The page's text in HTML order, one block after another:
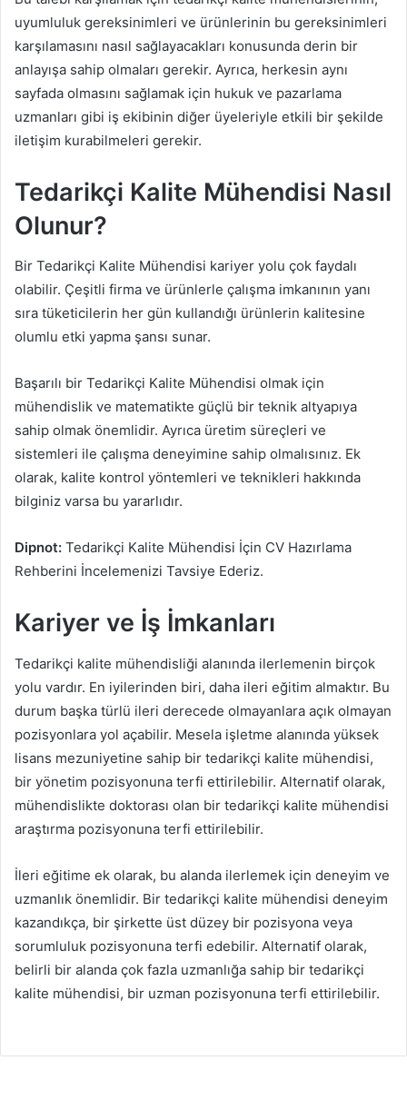
uyumluluk gereksinimleri ve ürünlerinin bu gereksinimleri
karşılamasını nasıl sağlayacakları konusunda derin bir
anlayışa sahip olmaları gerekir. Ayrıca, herkesin aynı
sayfada olmasını sağlamak için hukuk ve pazarlama
uzmanları gibi iş ekibinin diğer üyeleriyle etkili bir şekilde
iletişim kurabilmeleri gerekir.
Tedarikçi Kalite Mühendisi Nasıl
Olunur?
Bir Tedarikçi Kalite Mühendisi kariyer yolu çok faydalı
olabilir. Çeşitli firma ve ürünlerle çalışma imkanının yanı
sıra tüketicilerin her gün kullandığı ürünlerin kalitesine
olumlu etki yapma şansı sunar.
Başarılı bir Tedarikçi Kalite Mühendisi olmak için
mühendislik ve matematikte güçlü bir teknik altyapıya
sahip olmak önemlidir. Ayrıca üretim süreçleri ve
sistemleri ile çalışma deneyimine sahip olmalısınız. Ek
olarak, kalite kontrol yöntemleri ve teknikleri hakkında
bilginiz varsa bu yararlıdır.
Dipnot: Tedarikçi Kalite Mühendisi İçin CV Hazırlama
Rehberini İncelemenizi Tavsiye Ederiz.
Kariyer ve İş İmkanları
Tedarikçi kalite mühendisliği alanında ilerlemenin birçok
yolu vardır. En iyilerinden biri, daha ileri eğitim almaktır. Bu
durum başka türlü ileri derecede olmayanlara açık olmayan
pozisyonlara yol açabilir. Mesela işletme alanında yüksek
lisans mezuniyetine sahip bir tedarikçi kalite mühendisi,
bir yönetim pozisyonuna terfi ettirilebilir. Alternatif olarak,
mühendislikte doktorası olan bir tedarikçi kalite mühendisi
araştırma pozisyonuna terfi ettirilebilir.
İleri eğitime ek olarak, bu alanda ilerlemek için deneyim ve
uzmanlık önemlidir. Bir tedarikçi kalite mühendisi deneyim
kazandıkça, bir şirkette üst düzey bir pozisyona veya
sorumluluk pozisyonuna terfi edebilir. Alternatif olarak,
belirli bir alanda çok fazla uzmanlığa sahip bir tedarikçi
kalite mühendisi, bir uzman pozisyonuna terfi ettirilebilir.